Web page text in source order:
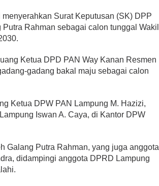
Surat Keputusan (SK) DPP
Rahman sebagai calon tunggal Wakil
Ketua DPD PAN Way Kanan Resmen
gadang bakal maju sebagai calon
Ketua DPW PAN Lampung M. Hazizi,
Iswan A. Caya, di Kantor DPW
Galang Putra Rahman, yang juga anggota
didampingi anggota DPRD Lampung